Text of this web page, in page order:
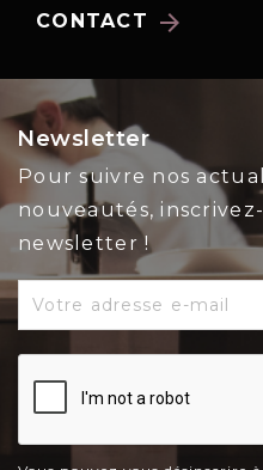
CONTACT arrow_forward
Newsletter
Pour suivre nos
nouveautés,
newsletter !